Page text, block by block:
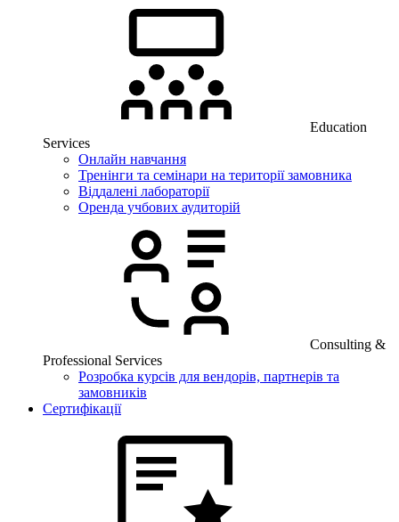
Education
Services
Онлайн навчання
Тренінги та семінари на території замовника
Віддалені лабораторії
Оренда учбових аудиторій
Consulting &
Professional Services
Розробка курсів для вендорів, партнерів та
замовників
Сертифікації